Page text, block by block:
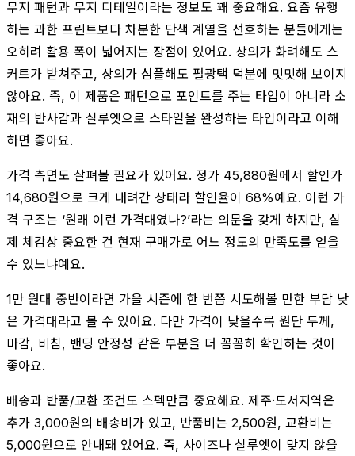
무지 패턴과 무지 디테일이라는 정보도 꽤 중요해요. 요즘 유행
하는 과한 프린트보다 차분한 단색 계열을 선호하는 분들에게는
오히려 활용 폭이 넓어지는 장점이 있어요. 상의가 화려해도 스
커트가 받쳐주고, 상의가 심플해도 펄광택 덕분에 밋밋해 보이지
않아요. 즉, 이 제품은 패턴으로 포인트를 주는 타입이 아니라 소
재의 반사감과 실루엣으로 스타일을 완성하는 타입이라고 이해
하면 좋아요.
가격 측면도 살펴볼 필요가 있어요. 정가 45,880원에서 할인가
14,680원으로 크게 내려간 상태라 할인율이 68%예요. 이런 가
격 구조는 ‘원래 이런 가격대였나?’라는 의문을 갖게 하지만, 실
제 체감상 중요한 건 현재 구매가로 어느 정도의 만족도를 얻을
수 있느냐예요.
1만 원대 중반이라면 가을 시즌에 한 번쯤 시도해볼 만한 부담 낮
은 가격대라고 볼 수 있어요. 다만 가격이 낮을수록 원단 두께,
마감, 비침, 밴딩 안정성 같은 부분을 더 꼼꼼히 확인하는 것이
좋아요.
배송과 반품/교환 조건도 스펙만큼 중요해요. 제주·도서지역은
추가 3,000원의 배송비가 있고, 반품비는 2,500원, 교환비는
5,000원으로 안내돼 있어요. 즉, 사이즈나 실루엣이 맞지 않을